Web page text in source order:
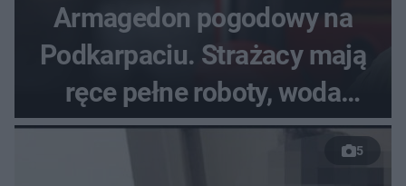
Armagedon pogodowy na
Podkarpaciu. Strażacy mają
ręce pełne roboty, woda
zalewa posesje i budynki
5